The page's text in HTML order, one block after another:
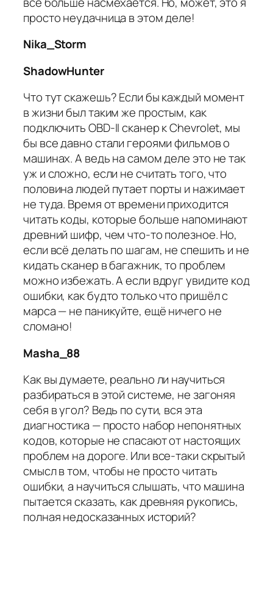
просто неудачница в этом деле!
Nika_Storm
ShadowHunter
Что тут скажешь? Если бы каждый момент
в жизни был таким же простым, как
подключить OBD-II сканер к Chevrolet, мы
бы все давно стали героями фильмов о
машинах. А ведь на самом деле это не так
уж и сложно, если не считать того, что
половина людей путает порты и нажимает
не туда. Время от времени приходится
читать коды, которые больше напоминают
древний шифр, чем что-то полезное. Но,
если всё делать по шагам, не спешить и не
кидать сканер в багажник, то проблем
можно избежать. А если вдруг увидите код
ошибки, как будто только что пришёл с
марса — не паникуйте, ещё ничего не
сломано!
Masha_88
Как вы думаете, реально ли научиться
разбираться в этой системе, не загоняя
себя в угол? Ведь по сути, вся эта
диагностика — просто набор непонятных
кодов, которые не спасают от настоящих
проблем на дороге. Или все-таки скрытый
смысл в том, чтобы не просто читать
ошибки, а научиться слышать, что машина
пытается сказать, как древняя рукопись,
полная недосказанных историй?